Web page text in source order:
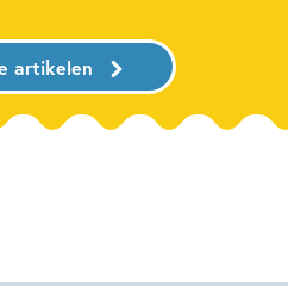
artikelen